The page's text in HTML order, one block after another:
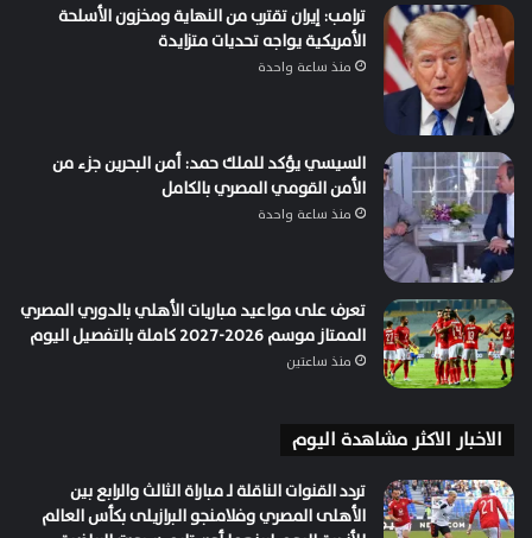
ترامب: إيران تقترب من النهاية ومخزون الأسلحة
الأمريكية يواجه تحديات متزايدة
منذ ساعة واحدة
السيسي يؤكد للملك حمد: أمن البحرين جزء من
الأمن القومي المصري بالكامل
منذ ساعة واحدة
تعرف على مواعيد مباريات الأهلي بالدوري المصري
الممتاز موسم 2026-2027 كاملة بالتفصيل اليوم
منذ ساعتين
الاخبار الاكثر مشاهدة اليوم
تردد القنوات الناقلة لـ مباراة الثالث والرابع بين
الأهلى المصري وفلامنجو البرازيلى بكأس العالم